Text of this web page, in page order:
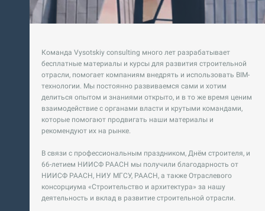
Команда Vysotskiy consulting много лет разрабатывает
бесплатные материалы и курсы для развития строительной
отрасли, помогает компаниям внедрять и использовать BIM-
технологии. Мы постоянно развиваемся сами и хотим
делиться опытом и знаниями открыто, и в то же время ценим
взаимодействие с органами власти и крутыми командами,
которые помогают продвигать наши материалы и
рекомендуют их на рынке.
В связи с профессиональным праздником, Днём строителя, и
66-летием НИИСФ РААСН мы получили благодарность от
НИИСФ РААСН, НИУ МГСУ, РААСН, а также Отраслевого
консорциума «Строительство и архитектура» за нашу
деятельность и вклад в развитие строительной отрасли.